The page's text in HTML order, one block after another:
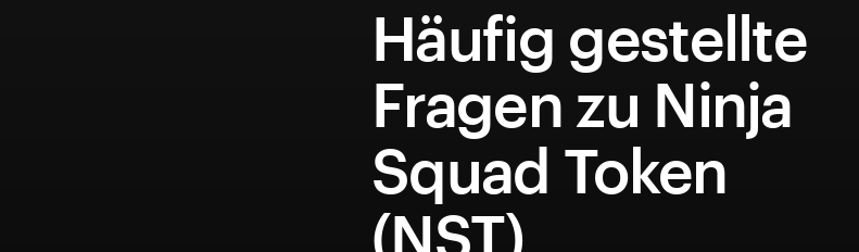
Häufig gestellte
Fragen zu Ninja
Squad Token
(NST)